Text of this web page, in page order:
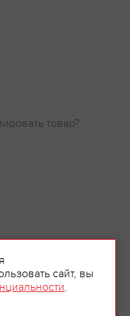
товар?
сайт, вы
.